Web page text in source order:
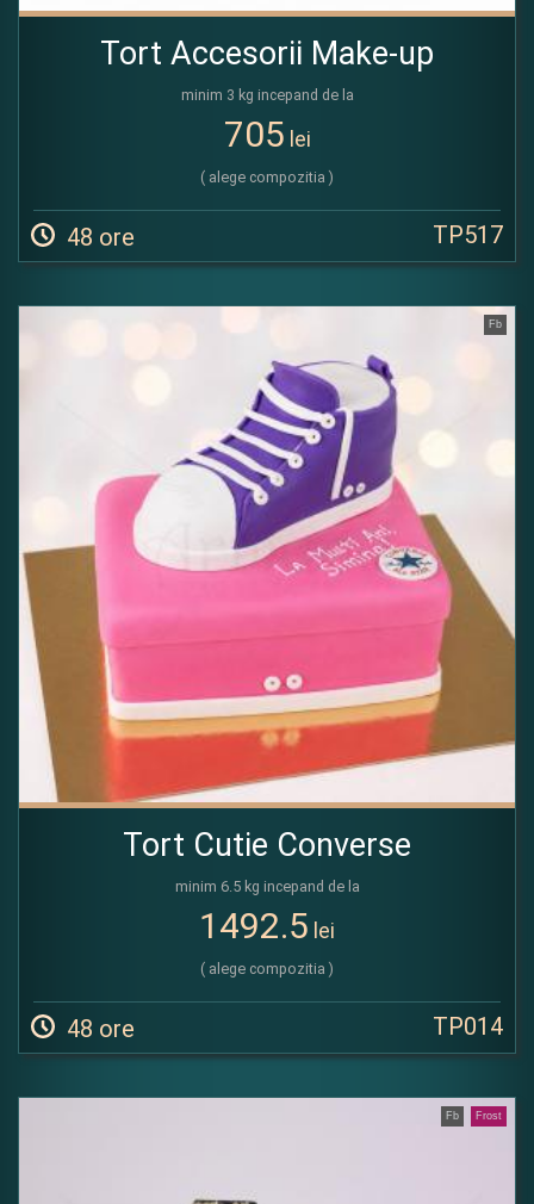
Tort Accesorii Make-up
minim 3 kg incepand de la
705 lei
( alege compozitia )
48 ore TP517
Fb
Tort Cutie Converse
minim 6.5 kg incepand de la
1492.5 lei
( alege compozitia )
48 ore TP014
Frost
Fb